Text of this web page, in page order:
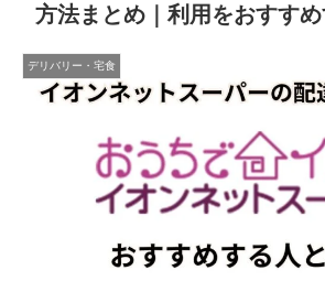
方法まとめ｜利用をおすす
デリバリー・宅食